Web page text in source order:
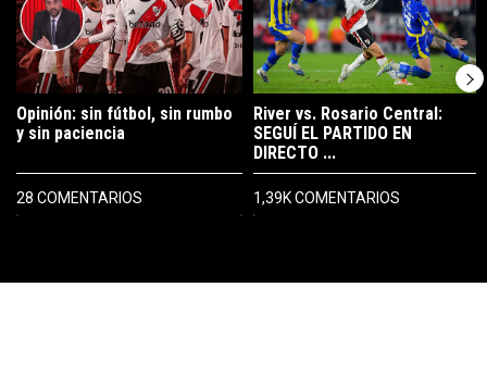
Opinión: sin fútbol, sin rumbo
y sin paciencia
28 COMENTARIOS
River vs. Rosario Central:
SEGUÍ EL PARTIDO EN
DIRECTO ...
1,39K COMENTARIOS